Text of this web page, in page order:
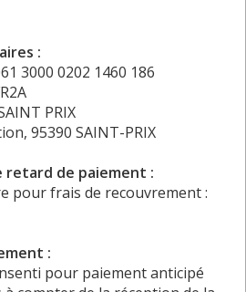
:
3000 0202 1460 186
PRIX
95390 SAINT-PRIX
retard de paiement :
pour frais de recouvrement :
:
pour paiement anticipé